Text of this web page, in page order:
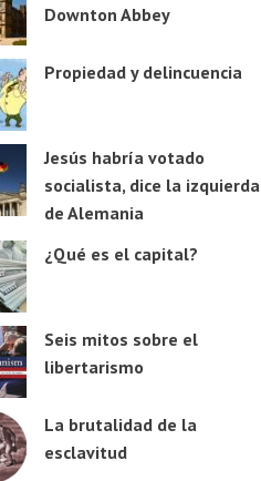
Downton Abbey
Propiedad y delincuencia
Jesús habría votado
socialista, dice la izquierda
de Alemania
¿Qué es el capital?
Seis mitos sobre el
libertarismo
La brutalidad de la
esclavitud